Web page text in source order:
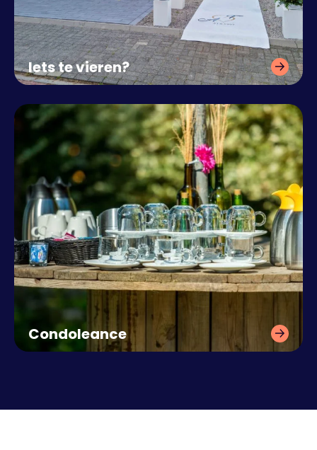
Iets te vieren?
Slump maakt jouw feest
Condoleance
Een laatste eerbetoon met